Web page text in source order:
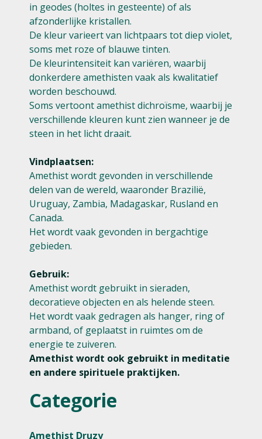
in geodes (holtes in gesteente) of als
afzonderlijke kristallen.
De kleur varieert van lichtpaars tot diep violet,
soms met roze of blauwe tinten.
De kleurintensiteit kan variëren, waarbij
donkerdere amethisten vaak als kwalitatief
worden beschouwd.
Soms vertoont amethist dichroïsme, waarbij je
verschillende kleuren kunt zien wanneer je de
steen in het licht draait.
Vindplaatsen:
Amethist wordt gevonden in verschillende
delen van de wereld, waaronder Brazilië,
Uruguay, Zambia, Madagaskar, Rusland en
Canada.
Het wordt vaak gevonden in bergachtige
gebieden.
Gebruik:
Amethist wordt gebruikt in sieraden,
decoratieve objecten en als helende steen.
Het wordt vaak gedragen als hanger, ring of
armband, of geplaatst in ruimtes om de
energie te zuiveren.
Amethist wordt ook gebruikt in meditatie
en andere spirituele praktijken.
Categorie
Amethist Druzy